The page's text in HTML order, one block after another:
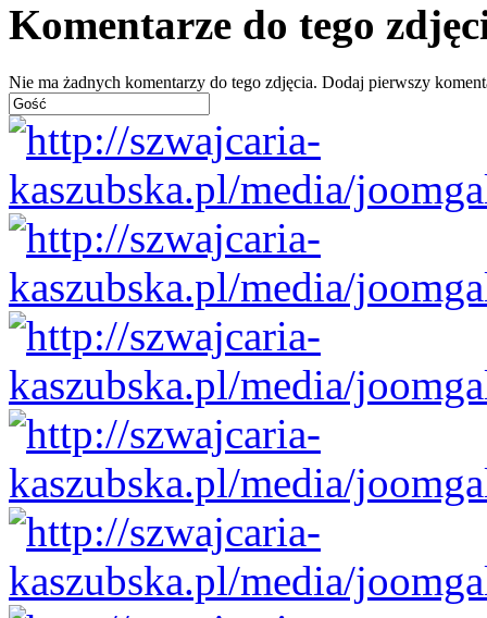
Komentarze do tego
Nie ma żadnych komentarzy do tego zdjęcia. Dodaj pierwszy